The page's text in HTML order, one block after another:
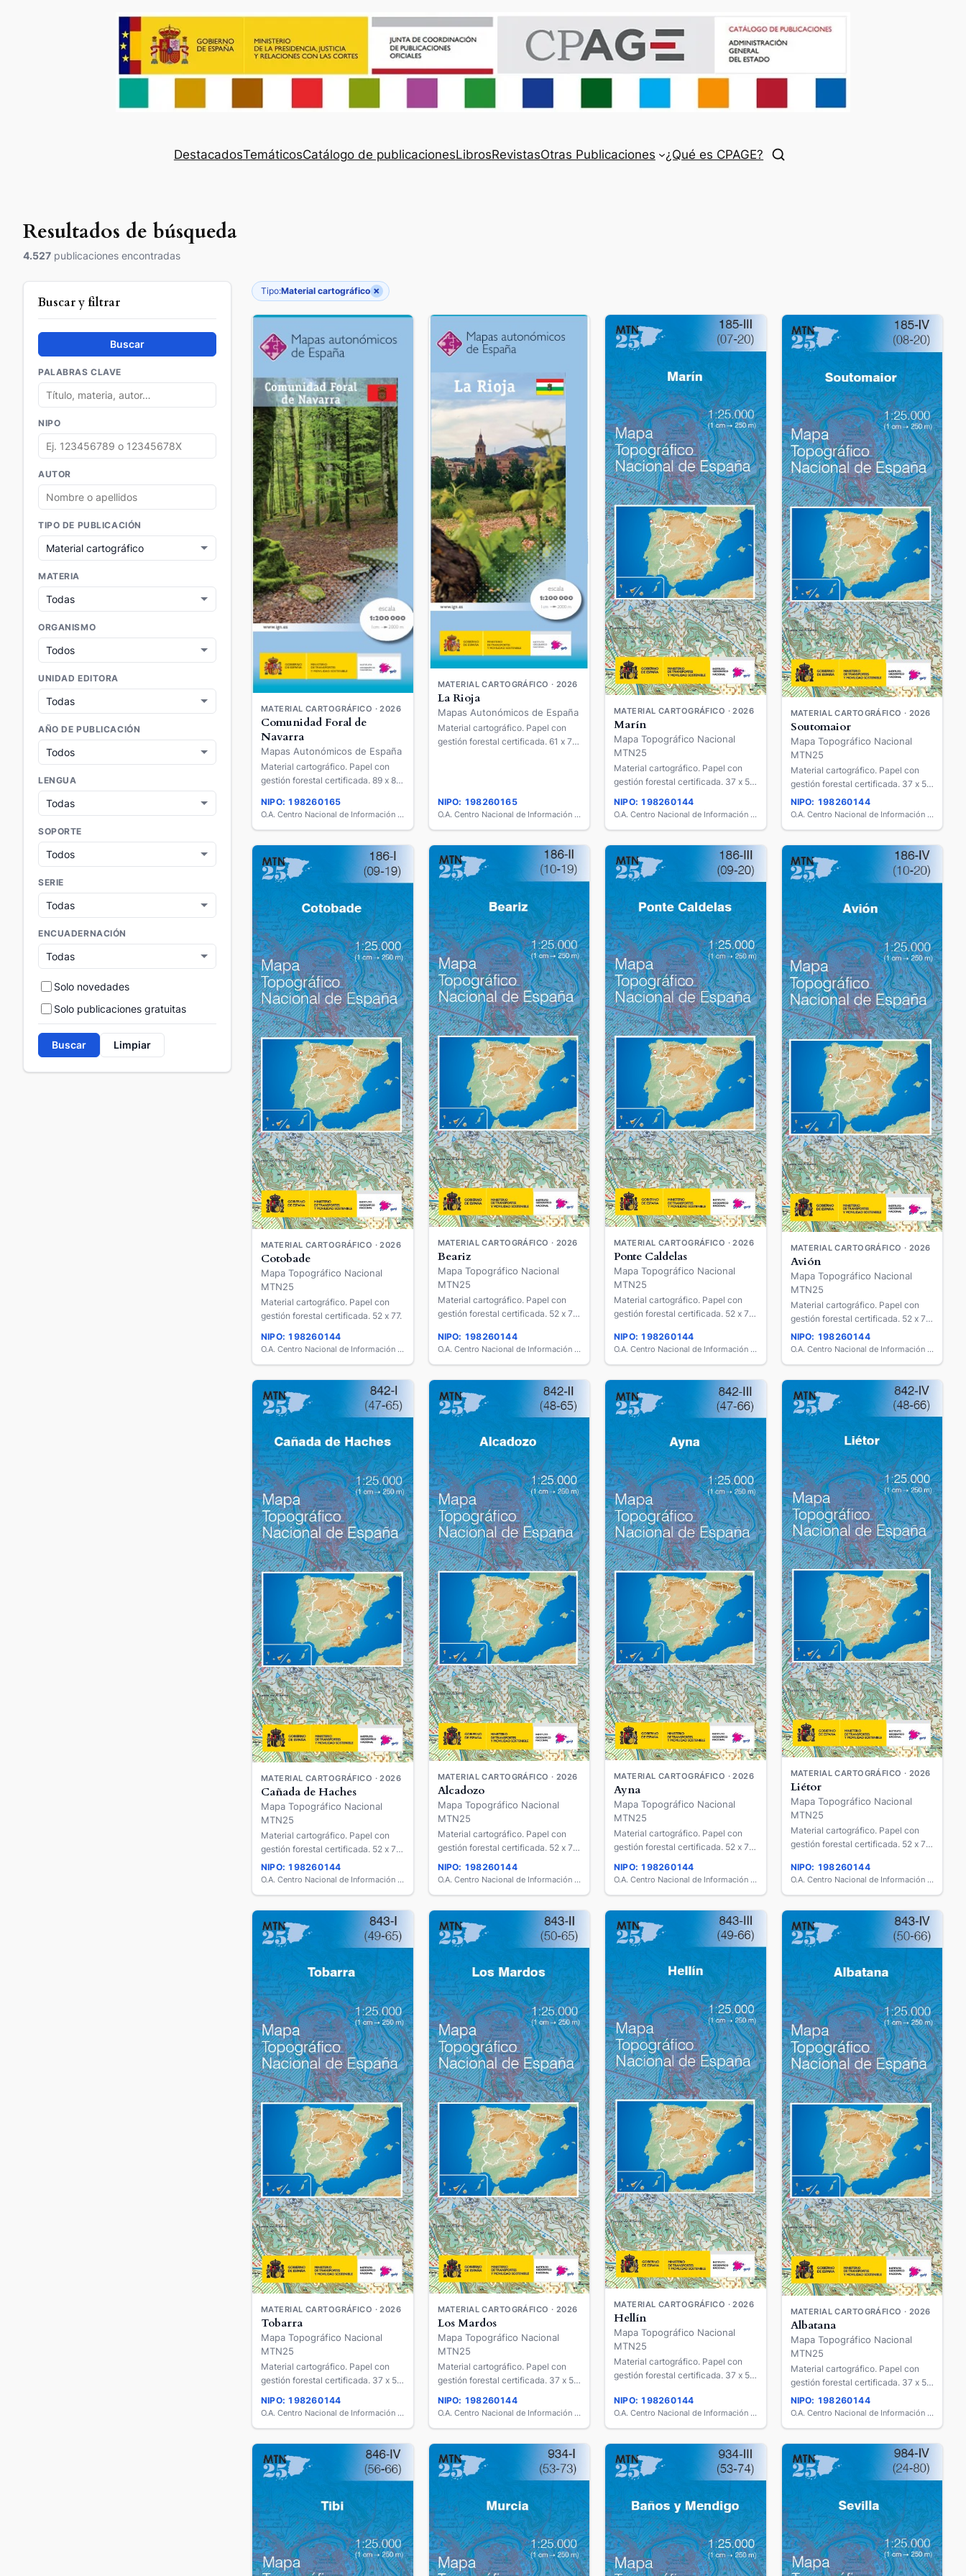
DestacadosTemáticosCatálogo de publicacionesLibrosRevistasOtras Publicaciones ¿Qué es CPAGE?
Resultados de búsqueda
4.527 publicaciones encontradas
Buscar y filtrar
Buscar
PALABRAS CLAVE
NIPO
AUTOR
TIPO DE PUBLICACIÓN
MATERIA
ORGANISMO
UNIDAD EDITORA
AÑO DE PUBLICACIÓN
LENGUA
SOPORTE
SERIE
ENCUADERNACIÓN
Solo novedades
Solo publicaciones gratuitas
Buscar Limpiar
Tipo:Material cartográfico ×
MATERIAL CARTOGRÁFICO · 2026
Comunidad Foral de
Navarra
Mapas Autonómicos de España
Material cartográfico. Papel con
gestión forestal certificada. 89 x 82
NIPO: 198260165
O.A. Centro Nacional de Información Geográfica
MATERIAL CARTOGRÁFICO · 2026
La Rioja
Mapas Autonómicos de España
Material cartográfico. Papel con
gestión forestal certificada. 61 x 71
NIPO: 198260165
O.A. Centro Nacional de Información Geográfica
MATERIAL CARTOGRÁFICO · 2026
Marín
Mapa Topográfico Nacional
MTN25
Material cartográfico. Papel con
gestión forestal certificada. 37 x 55
NIPO: 198260144
O.A. Centro Nacional de Información Geográfica
MATERIAL CARTOGRÁFICO · 2026
Soutomaior
Mapa Topográfico Nacional
MTN25
Material cartográfico. Papel con
gestión forestal certificada. 37 x 55
cm.
NIPO: 198260144
O.A. Centro Nacional de Información Geográfica
MATERIAL CARTOGRÁFICO · 2026
Cotobade
Mapa Topográfico Nacional
MTN25
Material cartográfico. Papel con
gestión forestal certificada. 52 x 77.
NIPO: 198260144
O.A. Centro Nacional de Información Geográfica
MATERIAL CARTOGRÁFICO · 2026
Beariz
Mapa Topográfico Nacional
MTN25
Material cartográfico. Papel con
gestión forestal certificada. 52 x 77
NIPO: 198260144
O.A. Centro Nacional de Información Geográfica
MATERIAL CARTOGRÁFICO · 2026
Ponte Caldelas
Mapa Topográfico Nacional
MTN25
Material cartográfico. Papel con
gestión forestal certificada. 52 x 77
NIPO: 198260144
O.A. Centro Nacional de Información Geográfica
MATERIAL CARTOGRÁFICO · 2026
Avión
Mapa Topográfico Nacional
MTN25
Material cartográfico. Papel con
gestión forestal certificada. 52 x 77
cm.
NIPO: 198260144
O.A. Centro Nacional de Información Geográfica
MATERIAL CARTOGRÁFICO · 2026
Cañada de Haches
Mapa Topográfico Nacional
MTN25
Material cartográfico. Papel con
gestión forestal certificada. 52 x 77
cm.
NIPO: 198260144
O.A. Centro Nacional de Información Geográfica
MATERIAL CARTOGRÁFICO · 2026
Alcadozo
Mapa Topográfico Nacional
MTN25
Material cartográfico. Papel con
gestión forestal certificada. 52 x 77
NIPO: 198260144
O.A. Centro Nacional de Información Geográfica
MATERIAL CARTOGRÁFICO · 2026
Ayna
Mapa Topográfico Nacional
MTN25
Material cartográfico. Papel con
gestión forestal certificada. 52 x 77
NIPO: 198260144
O.A. Centro Nacional de Información Geográfica
MATERIAL CARTOGRÁFICO · 2026
Liétor
Mapa Topográfico Nacional
MTN25
Material cartográfico. Papel con
gestión forestal certificada. 52 x 77
NIPO: 198260144
O.A. Centro Nacional de Información Geográfica
MATERIAL CARTOGRÁFICO · 2026
Tobarra
Mapa Topográfico Nacional
MTN25
Material cartográfico. Papel con
gestión forestal certificada. 37 x 58
NIPO: 198260144
O.A. Centro Nacional de Información Geográfica
MATERIAL CARTOGRÁFICO · 2026
Los Mardos
Mapa Topográfico Nacional
MTN25
Material cartográfico. Papel con
gestión forestal certificada. 37 x 58
NIPO: 198260144
O.A. Centro Nacional de Información Geográfica
MATERIAL CARTOGRÁFICO · 2026
Hellín
Mapa Topográfico Nacional
MTN25
Material cartográfico. Papel con
gestión forestal certificada. 37 x 58
NIPO: 198260144
O.A. Centro Nacional de Información Geográfica
MATERIAL CARTOGRÁFICO · 2026
Albatana
Mapa Topográfico Nacional
MTN25
Material cartográfico. Papel con
gestión forestal certificada. 37 x 58
cm.
NIPO: 198260144
O.A. Centro Nacional de Información Geográfica